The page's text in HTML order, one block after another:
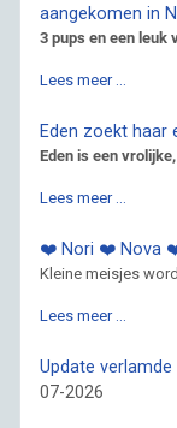
aangekomen in
3 pups en een leuk
Lees meer …
Eden zoekt haar
Eden is een
Lees meer …
❤️ Nori ❤️ Nova
Kleine meisjes
Lees meer …
Update
07-2026